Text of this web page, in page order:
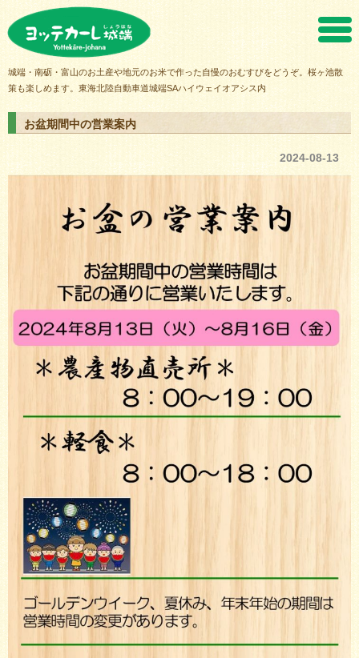
城端・南砺・富山のお土産や地元のお米で作った自慢のおむすびをどうぞ。桜ヶ池散
策も楽しめます。東海北陸自動車道城端SAハイウェイオアシス内
お盆期間中の営業案内
2024-08-13